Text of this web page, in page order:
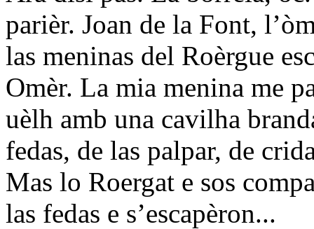
parièr. Joan de la Font,
las meninas del Roèrgue
Omèr. La mia menina me
uèlh amb una cavilha
fedas, de las palpar, de
Mas lo Roergat e sos
las fedas e s’escapèron...